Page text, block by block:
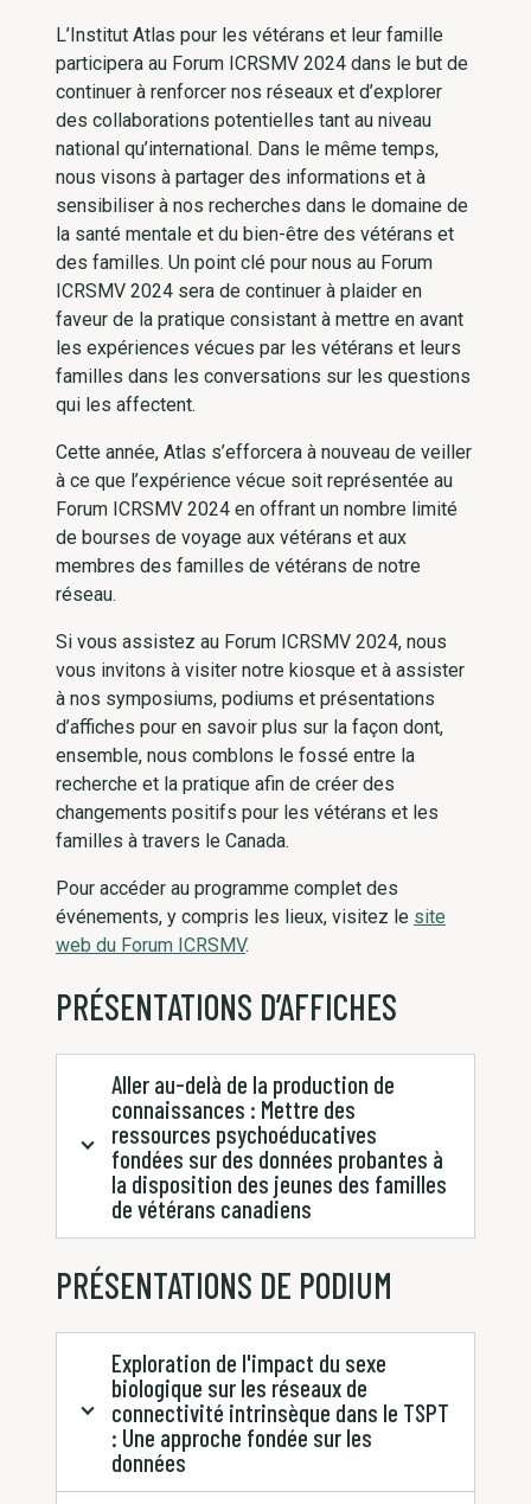
L’Institut Atlas pour les vétérans et leur famille
participera au Forum ICRSMV 2024 dans le but de
continuer à renforcer nos réseaux et d’explorer
des collaborations potentielles tant au niveau
national qu’international. Dans le même temps,
nous visons à partager des informations et à
sensibiliser à nos recherches dans le domaine de
la santé mentale et du bien-être des vétérans et
des familles. Un point clé pour nous au Forum
ICRSMV 2024 sera de continuer à plaider en
faveur de la pratique consistant à mettre en avant
les expériences vécues par les vétérans et leurs
familles dans les conversations sur les questions
qui les affectent.
Cette année, Atlas s’efforcera à nouveau de veiller
à ce que l’expérience vécue soit représentée au
Forum ICRSMV 2024 en offrant un nombre limité
de bourses de voyage aux vétérans et aux
membres des familles de vétérans de notre
réseau.
Si vous assistez au Forum ICRSMV 2024, nous
vous invitons à visiter notre kiosque et à assister
à nos symposiums, podiums et présentations
d’affiches pour en savoir plus sur la façon dont,
ensemble, nous comblons le fossé entre la
recherche et la pratique afin de créer des
changements positifs pour les vétérans et les
familles à travers le Canada.
Pour accéder au programme complet des
événements, y compris les lieux, visitez le site
web du Forum ICRSMV.
PRÉSENTATIONS D’AFFICHES
Aller au-delà de la production de
connaissances : Mettre des
ressources psychoéducatives
fondées sur des données probantes à
la disposition des jeunes des familles
de vétérans canadiens
PRÉSENTATIONS DE PODIUM
Exploration de l'impact du sexe
biologique sur les réseaux de
connectivité intrinsèque dans le TSPT
: Une approche fondée sur les
données